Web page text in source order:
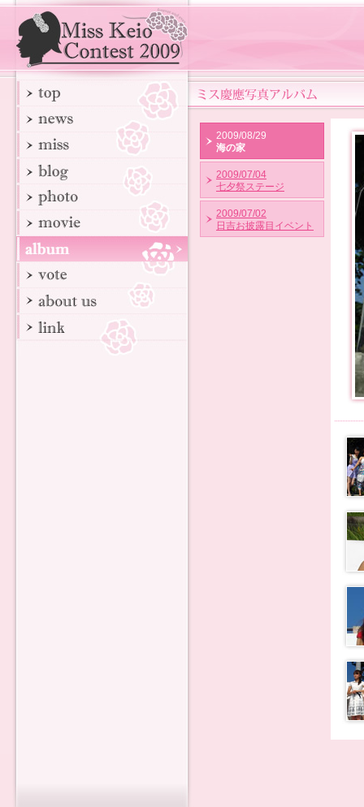
2009/08/29
海の家
2009/07/04
七夕祭ステージ
2009/07/02
日吉お披露目イベント